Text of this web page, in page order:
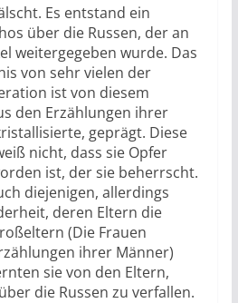
Es entstand ein
über die Russen, der an
weitergegeben wurde. Das
von sehr vielen der
ist von diesem
den Erzählungen ihrer
geprägt. Diese
nicht, dass sie Opfer
ist, der sie beherrscht.
diejenigen, allerdings
deren Eltern die
(Die Frauen
ihrer Männer)
sie von den Eltern,
die Russen zu verfallen.